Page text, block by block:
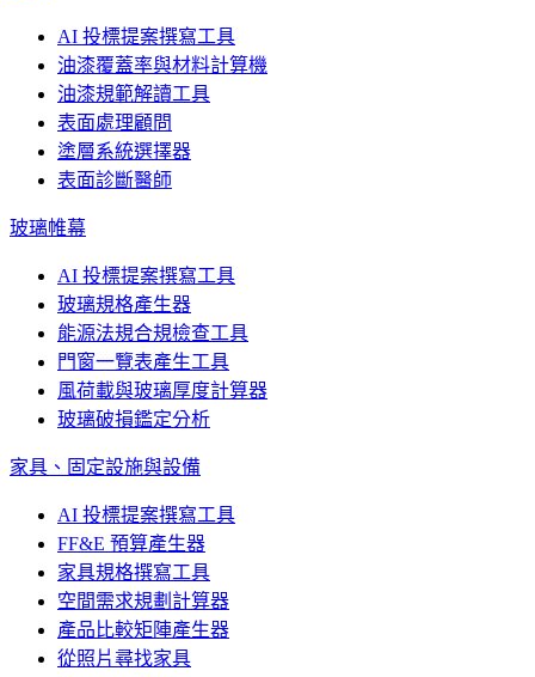
AI 投標提案撰寫工具
油漆覆蓋率與材料計算機
油漆規範解讀工具
表面處理顧問
塗層系統選擇器
表面診斷醫師
玻璃帷幕
AI 投標提案撰寫工具
玻璃規格產生器
能源法規合規檢查工具
門窗一覽表產生工具
風荷載與玻璃厚度計算器
玻璃破損鑑定分析
家具、固定設施與設備
AI 投標提案撰寫工具
FF&E 預算產生器
家具規格撰寫工具
空間需求規劃計算器
產品比較矩陣產生器
從照片尋找家具